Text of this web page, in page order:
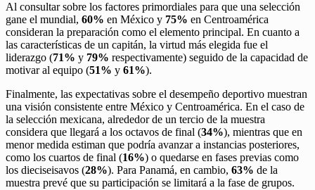
Al consultar sobre los factores primordiales para que una selección
gane el mundial, 60% en México y 75% en Centroamérica
consideran la preparación como el elemento principal. En cuanto a
las características de un capitán, la virtud más elegida fue el
liderazgo (71% y 79% respectivamente) seguido de la capacidad de
motivar al equipo (51% y 61%).
Finalmente, las expectativas sobre el desempeño deportivo muestran
una visión consistente entre México y Centroamérica. En el caso de
la selección mexicana, alrededor de un tercio de la muestra
considera que llegará a los octavos de final (34%), mientras que en
menor medida estiman que podría avanzar a instancias posteriores,
como los cuartos de final (16%) o quedarse en fases previas como
los dieciseisavos (28%). Para Panamá, en cambio, 63% de la
muestra prevé que su participación se limitará a la fase de grupos.